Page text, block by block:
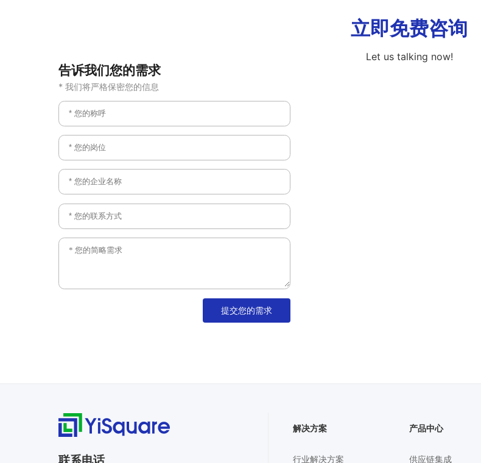
立即免费咨询
Let us talking now!
告诉我们您的需求
* 我们将严格保密您的信息
提交您的需求
解决方案
行业解决方案
产品中心
供应链集成